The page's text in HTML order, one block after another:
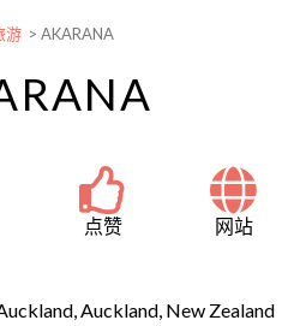
游 > AKARANA
点赞 网站
Auckland, New Zealand